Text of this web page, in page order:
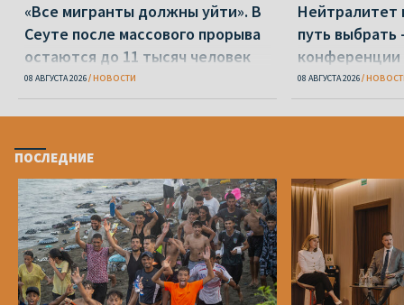
«Все мигранты должны уйти». В
Сеуте после массового прорыва
остаются до 11 тысяч человек
08 АВГУСТА 2026 НОВОСТИ
Нейтралитет
путь выбрать
конференции
08 АВГУСТА 2026
ПОСЛЕДНИЕ